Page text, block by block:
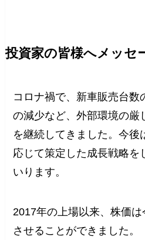
投資家の皆様へメッセ
コロナ禍で、新車販売台数
の減少など、外部環境の厳
を継続してきました。今後
応じて策定した成長戦略を
いります。
2017年の上場以来、株価
させることができました。